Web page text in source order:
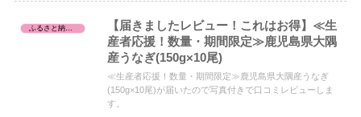
ふるさと納税レビュー
【届きましたレビュー！これはお得】≪生
産者応援！数量・期間限定≫鹿児島県大隅
産うなぎ(150g×10尾)
≪生産者応援！数量・期間限定≫鹿児島県大隅産うなぎ
(150g×10尾)が届いたので写真付きで口コミレビューしま
す。